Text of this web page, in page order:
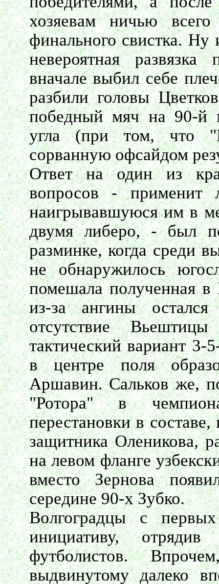
хозяевам ничью
финального свистка.
невероятная развязка
вначале выбил себе
разбили головы
победный мяч на 90-й
угла (при том, что
сорванную офсайдом
Ответ на один из
вопросов - применит
наигрывавшуюся им в
двумя либеро, - был
разминке, когда среди
не обнаружилось
помешала полученная
из-за ангины
отсутствие
тактический вариант
в центре поля
Аршавин. Сальков же,
"Ротора" в
перестановки в
защитника Оленикова,
на левом фланге
вместо Зернова
середине 90-х Зубко.
Волгоградцы с
инициативу,
футболистов.
выдвинутому далеко